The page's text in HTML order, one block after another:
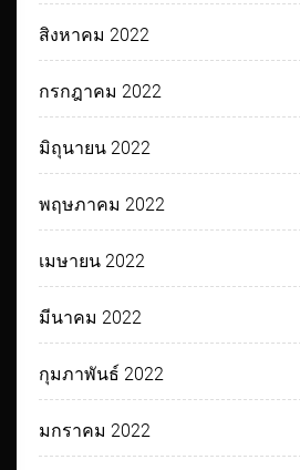
สิงหาคม 2022
กรกฎาคม 2022
มิถุนายน 2022
พฤษภาคม 2022
เมษายน 2022
มีนาคม 2022
กุมภาพันธ์ 2022
มกราคม 2022